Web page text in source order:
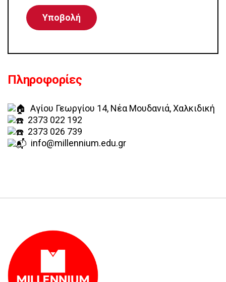
Πληροφορίες
Αγίου Γεωργίου 14, Νέα Μουδανιά, Χαλκιδική
2373 022 192
2373 026 739
info@millennium.edu.gr